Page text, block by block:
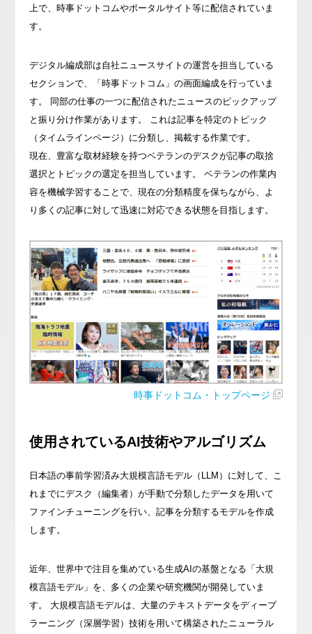
上で、時事ドットコムやポータルサイト等に配信されていま
す。
デジタル編成部は自社ニュースサイトの運営を担当している
セクションで、「時事ドットコム」の画面編成を行っていま
す。 同部の仕事の一つに配信されたニュースのピックアップ
と振り分け作業があります。 これは記事を特定のトピック
（タイムラインページ）に分類し、掲載する作業です。
現在、豊富な取材経験を持つベテランのデスクが記事の取捨
選択とトピックの選定を担当しています。 ベテランの作業内
容を機械学習することで、現在の分類精度を保ちながら、よ
り多くの記事に対して迅速に対応できる状態を目指します。
時事ドットコム・トップページ
使用されているAI技術やアルゴリズム
日本語の事前学習済み大規模言語モデル（LLM）に対して、こ
れまでにデスク（編集者）が手動で分類したデータを用いて
ファインチューニングを行い、記事を分類するモデルを作成
します。
近年、世界中で注目を集めている生成AIの基盤となる「大規
模言語モデル」を、多くの企業や研究機関が開発していま
す。 大規模言語モデルは、大量のテキストデータをディープ
ラーニング（深層学習）技術を用いて構築されたニューラル